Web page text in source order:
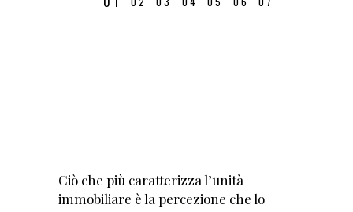
Ciò che più caratterizza l’unità
immobiliare è la percezione che lo